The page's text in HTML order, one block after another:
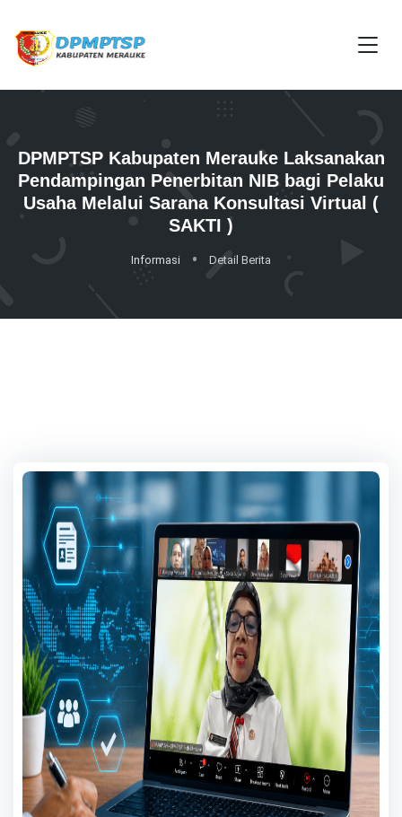
DPMPTSP Kabupaten Merauke Laksanakan
Pendampingan Penerbitan NIB bagi Pelaku
Usaha Melalui Sarana Konsultasi Virtual (
SAKTI )
Informasi Detail Berita